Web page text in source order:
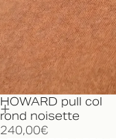
HOWARD pull col
rond noisette
240,00€